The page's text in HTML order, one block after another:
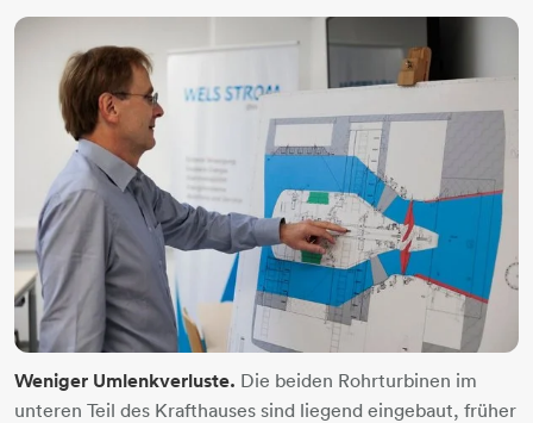
Weniger Umlenkverluste. Die beiden Rohrturbinen im
unteren Teil des Krafthauses sind liegend eingebaut, früher